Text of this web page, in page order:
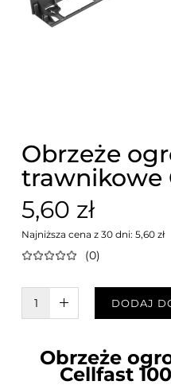
Obrzeże
trawnikowe
5,60 zł
Najniższa cena z 30 dni: 5,60 zł
(0)
W KOSZYKU :)
DODAJ
Obrzeże
Cellfast